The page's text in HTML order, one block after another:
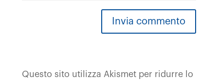
Questo sito utilizza Akismet per ridurre lo